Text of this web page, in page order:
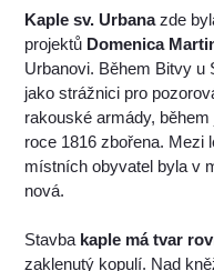
Kaple sv. Urbanazde
projektů Domenica
Urbanovi. Během Bitvy u
jako strážnici pro
rakouské armády,
roce 1816 zbořena. Mezi
místních obyvatel byla v
nová.
Stavba kaple má tvar
zaklenutý kopulí. Nad